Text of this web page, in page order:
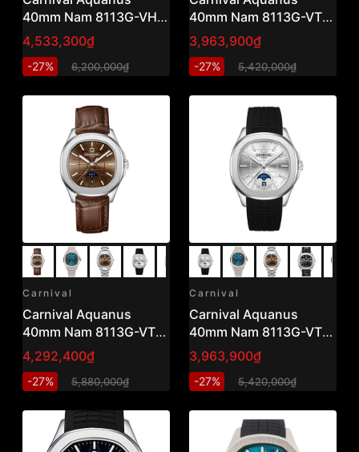
40mm Nam 8113G-VH-
N
4,533,300₫
-27% 6,200,000₫
40mm Nam 8113G-VT-
DCS-D
3,963,900₫
-27% 5,420,000₫
Carnival
Carnival Aquanus
40mm Nam 8113G-VT-
DCS-N
4,292,400₫
-27% 5,880,000₫
Carnival
Carnival Aquanus
40mm Nam 8113G-VT-
DCS-T
3,963,900₫
-27% 5,420,000₫